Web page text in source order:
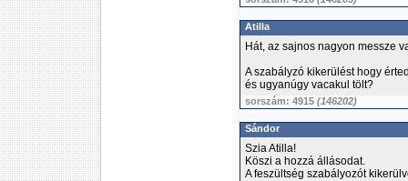
Atilla
Hát, az sajnos nagyon messze
A szabályzó kikerülést hogy
és ugyanúgy vacakul tölt?
sorszám: 4915 (146202)
Sándor
Szia Atilla!
Köszi a hozzá állásodat.
A feszültség szabályozót